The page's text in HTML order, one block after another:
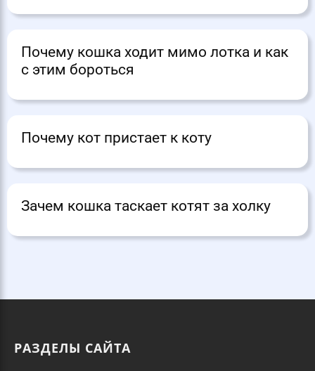
Почему кошка ходит мимо лотка и как
с этим бороться
Почему кот пристает к коту
Зачем кошка таскает котят за холку
РАЗДЕЛЫ САЙТА